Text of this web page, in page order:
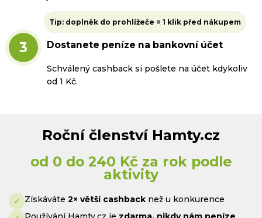
Tip: doplněk do prohlížeče = 1 klik před nákupem
3 Dostanete peníze na bankovní účet
Schválený cashback si pošlete na účet kdykoliv
od 1 Kč.
Roční členství Hamty.cz
od 0 do 240 Kč za rok podle
aktivity
Získáváte 2× větší cashback než u konkurence